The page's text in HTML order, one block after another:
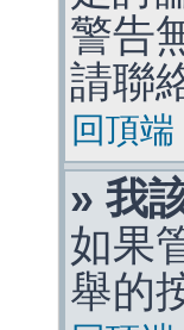
警告
請聯
回頂端
» 我
如果
舉的